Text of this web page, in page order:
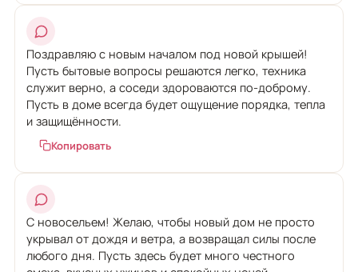
Поздравляю с новым началом под новой крышей!
Пусть бытовые вопросы решаются легко, техника
служит верно, а соседи здороваются по-доброму.
Пусть в доме всегда будет ощущение порядка, тепла
и защищённости.
Копировать
С новосельем! Желаю, чтобы новый дом не просто
укрывал от дождя и ветра, а возвращал силы после
любого дня. Пусть здесь будет много честного